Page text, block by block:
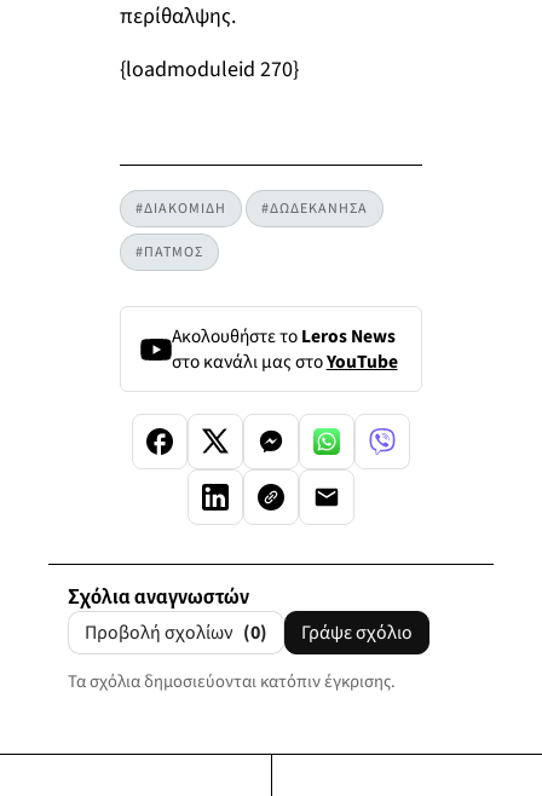
περίθαλψης.
{loadmoduleid 270}
#ΔΙΑΚΟΜΙΔΗ #ΔΩΔΕΚΑΝΗΣΑ
#ΠΑΤΜΟΣ
Ακολουθήστε τοLeros News
στο κανάλι μας στοYouTube
Σχόλια αναγνωστών
Προβολή σχολίων (0) Γράψε σχόλιο
Τα σχόλια δημοσιεύονται κατόπιν έγκρισης.